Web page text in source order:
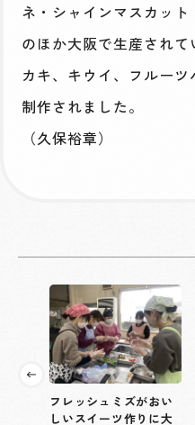
ネ・シャインマスカッ
のほか大阪で生産され
カキ、キウイ、フルー
制作されました。
（久保裕章）
フレッシュミズがおい
しいスイーツ作りに大